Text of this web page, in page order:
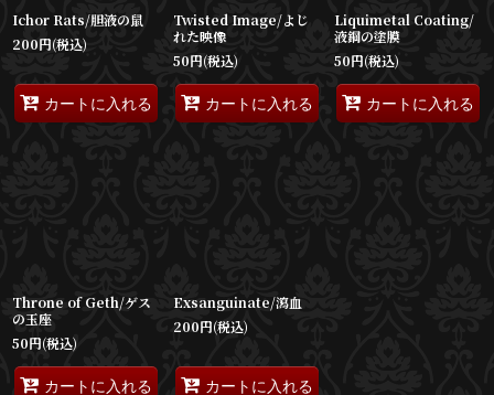
Ichor Rats/胆液の鼠
200円(税込)
カートに入れる
Twisted Image/よじ
れた映像
50円(税込)
カートに入れる
Liquimetal Coating/
液鋼の塗膜
50円(税込)
カートに入れる
Throne of Geth/ゲス
の玉座
50円(税込)
カートに入れる
Exsanguinate/瀉血
200円(税込)
カートに入れる